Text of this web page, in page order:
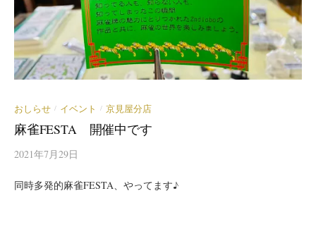
おしらせ / イベント / 京見屋分店
麻雀FESTA 開催中です
2021年7月29日
同時多発的麻雀FESTA、やってます♪